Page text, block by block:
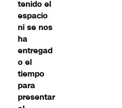
tenido el
espacio
ni se nos
ha
entregad
o el
tiempo
para
presentar